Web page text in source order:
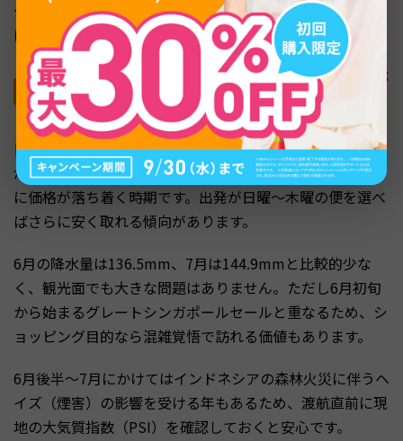
グルメに回しましょう。海外eSIMを事前に手配しておけ
ば、空港でSIMを買う時間も節約できます。
6〜7月上旬：日本のGW後から夏休み前は航空券が
下がりやすい
日本のゴールデンウィークが終わる5月中旬から、夏休み
が本格化する7月中旬までの期間は、航空券・ホテルとも
に価格が落ち着く時期です。出発が日曜〜木曜の便を選べ
ばさらに安く取れる傾向があります。
6月の降水量は136.5mm、7月は144.9mmと比較的少な
く、観光面でも大きな問題はありません。ただし6月初旬
から始まるグレートシンガポールセールと重なるため、シ
ョッピング目的なら混雑覚悟で訪れる価値もあります。
6月後半〜7月にかけてはインドネシアの森林火災に伴うヘ
イズ（煙害）の影響を受ける年もあるため、渡航直前に現
地の大気質指数（PSI）を確認しておくと安心です。